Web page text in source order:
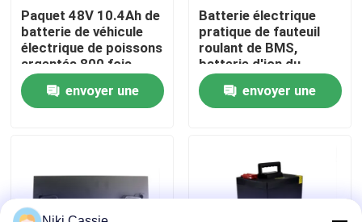
Contrôle de qualité
Contact USA
Nouvelles
Centrale portative solaire
Paquet 48V 10.4Ah de
batterie de véhicule
électrique de poissons
argentés 800 fois
envoyer une
Batterie électrique
pratique de fauteuil
roulant de BMS,
batterie d'ion du
lithium 2160WH pour
des voitures d'EV
envoyer une